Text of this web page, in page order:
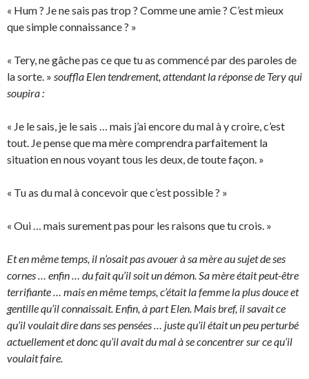
« Hum ? Je ne sais pas trop ? Comme une amie ? C’est mieux
que simple connaissance ? »
« Tery, ne gâche pas ce que tu as commencé par des paroles de
la sorte. » souffla Elen tendrement, attendant la réponse de Tery qui
soupira :
« Je le sais, je le sais … mais j’ai encore du mal à y croire, c’est
tout. Je pense que ma mère comprendra parfaitement la
situation en nous voyant tous les deux, de toute façon. »
« Tu as du mal à concevoir que c’est possible ? »
« Oui … mais surement pas pour les raisons que tu crois. »
Et en même temps, il n’osait pas avouer à sa mère au sujet de ses
cornes … enfin … du fait qu’il soit un démon. Sa mère était peut-être
terrifiante … mais en même temps, c’était la femme la plus douce et
gentille qu’il connaissait. Enfin, à part Elen. Mais bref, il savait ce
qu’il voulait dire dans ses pensées … juste qu’il était un peu perturbé
actuellement et donc qu’il avait du mal à se concentrer sur ce qu’il
voulait faire.